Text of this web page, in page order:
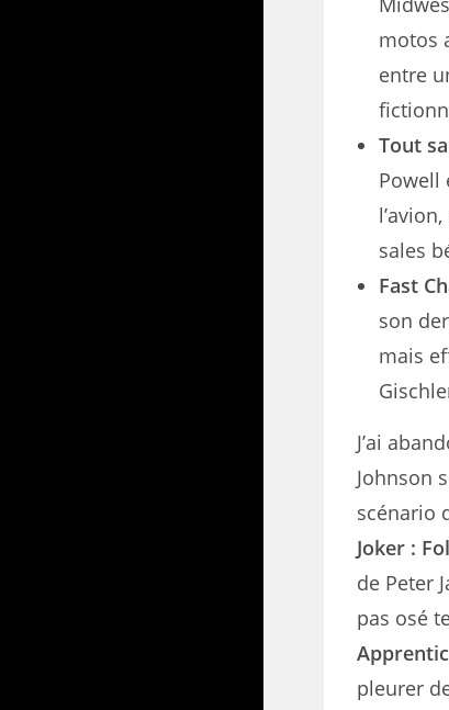
motos
entre
Tout
Powell
sales
Fast
son
mais
J’ai
Johnson
scénario
Joker :
de Peter
pas osé
pleurer